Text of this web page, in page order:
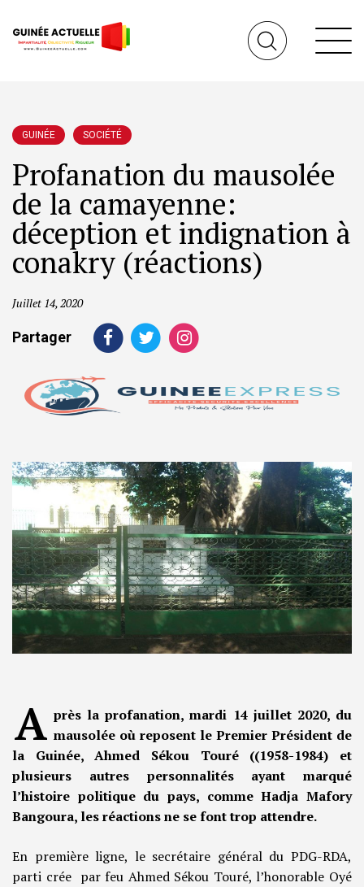
GUINÉE SOCIÉTÉ
Profanation du mausolée
de la camayenne:
déception et indignation à
conakry (réactions)
Juillet 14, 2020
Partager
A près la profanation, mardi 14 juillet 2020, du
mausolée où reposent le Premier Président de
la Guinée, Ahmed Sékou Touré ((1958-1984) et
plusieurs autres personnalités ayant marqué
l’histoire politique du pays, comme Hadja Mafory
Bangoura, les réactions ne se font trop attendre.
En première ligne, le secrétaire général du PDG-RDA,
parti crée par feu Ahmed Sékou Touré, l’honorable Oyé